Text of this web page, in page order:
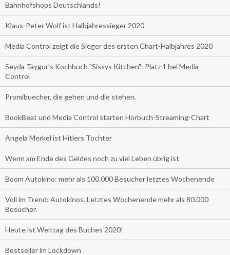
Bahnhofshops Deutschlands!
Klaus-Peter Wolf ist Halbjahressieger 2020
Media Control zeigt die Sieger des ersten Chart-Halbjahres 2020
Seyda Taygur's Kochbuch "Sissys Kitchen": Platz 1 bei Media
Control
Promibuecher, die gehen und die stehen.
BookBeat und Media Control starten Hörbuch-Streaming-Chart
Angela Merkel ist Hitlers Tochter
Wenn am Ende des Geldes noch zu viel Leben übrig ist
Boom Autokino: mehr als 100.000 Besucher letztes Wochenende
Voll im Trend: Autokinos. Letztes Wochenende mehr als 80.000
Besucher.
Heute ist Welttag des Buches 2020!
Bestseller im Lockdown